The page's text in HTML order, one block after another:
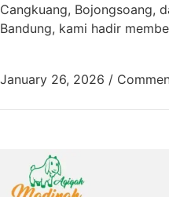
Cangkuang, Bojongsoang,
Bandung, kami hadir
January 26, 2026 /